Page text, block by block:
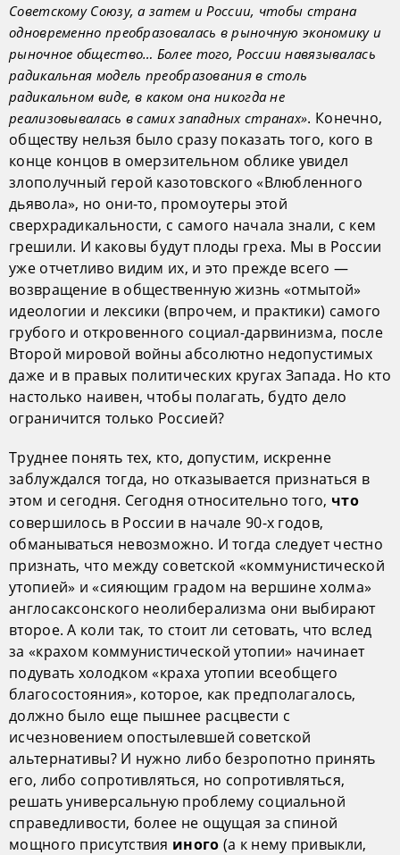
Советскому Союзу, а затем и России, чтобы страна
одновременно преобразовалась в рыночную экономику и
рыночное общество… Более того, России навязывалась
радикальная модель преобразования в столь
радикальном виде, в каком она никогда не
реализовывалась в самих западных странах». Конечно,
обществу нельзя было сразу показать того, кого в
конце концов в омерзительном облике увидел
злополучный герой казотовского «Влюбленного
дьявола», но они-то, промоутеры этой
сверхрадикальности, с самого начала знали, с кем
грешили. И каковы будут плоды греха. Мы в России
уже отчетливо видим их, и это прежде всего —
возвращение в общественную жизнь «отмытой»
идеологии и лексики (впрочем, и практики) самого
грубого и откровенного социал-дарвинизма, после
Второй мировой войны абсолютно недопустимых
даже и в правых политических кругах Запада. Но кто
настолько наивен, чтобы полагать, будто дело
ограничится только Россией?
Труднее понять тех, кто, допустим, искренне
заблуждался тогда, но отказывается признаться в
этом и сегодня. Сегодня относительно того, что
совершилось в России в начале 90-х годов,
обманываться невозможно. И тогда следует честно
признать, что между советской «коммунистической
утопией» и «сияющим градом на вершине холма»
англосаксонского неолиберализма они выбирают
второе. А коли так, то стоит ли сетовать, что вслед
за «крахом коммунистической утопии» начинает
подувать холодком «краха утопии всеобщего
благосостояния», которое, как предполагалось,
должно было еще пышнее расцвести с
исчезновением опостылевшей советской
альтернативы? И нужно либо безропотно принять
его, либо сопротивляться, но сопротивляться,
решать универсальную проблему социальной
справедливости, более не ощущая за спиной
мощного присутствия иного (а к нему привыкли,